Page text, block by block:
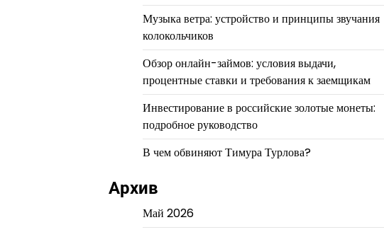
Музыка ветра: устройство и принципы звучания
колокольчиков
Обзор онлайн-займов: условия выдачи,
процентные ставки и требования к заемщикам
Инвестирование в российские золотые монеты:
подробное руководство
В чем обвиняют Тимура Турлова?
Архив
Май 2026